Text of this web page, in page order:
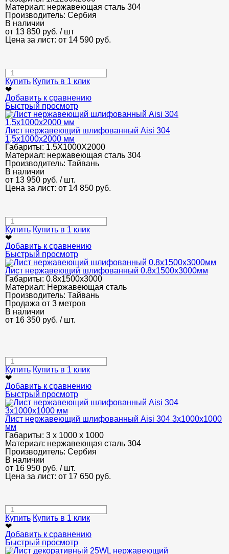
Материал: нержавеющая сталь 304
Производитель: Сербия
В наличии
от 13 850 руб. / шт
Цена за лист: от 14 590 руб.
Купить Купить в 1 клик
❤
Добавить к сравнению
Быстрый просмотр
Лист нержавеющий шлифованный Aisi 304
1,5х1000х2000 мм
Габариты: 1.5Х1000Х2000
Материал: нержавеющая сталь 304
Производитель: Тайвань
В наличии
от 13 950 руб. / шт.
Цена за лист: от 14 850 руб.
Купить Купить в 1 клик
❤
Добавить к сравнению
Быстрый просмотр
Лист нержавеющий шлифованный 0.8х1500х3000мм
Габариты: 0.8х1500х3000
Материал: Нержавеющая сталь
Производитель: Тайвань
Продажа от 3 метров
В наличии
от 16 350 руб. / шт.
Купить Купить в 1 клик
❤
Добавить к сравнению
Быстрый просмотр
Лист нержавеющий шлифованный Aisi 304 3х1000х1000
мм
Габариты: 3 х 1000 х 1000
Материал: нержавеющая сталь 304
Производитель: Сербия
В наличии
от 16 950 руб. / шт.
Цена за лист: от 17 650 руб.
Купить Купить в 1 клик
❤
Добавить к сравнению
Быстрый просмотр